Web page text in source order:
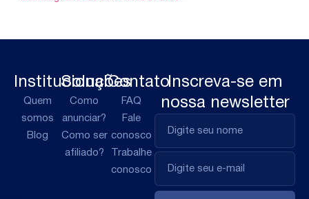
Institucional
Quem
somos
Blog
Soluções
Como
anunciar?
Como ser
afiliado?
Contato
FAQ
Fale
conosco
Trabalhe
conosco
Inscreva-se em
nossa newsletter